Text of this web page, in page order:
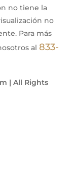
no tiene la
no
Para más
al 833-
| All Rights